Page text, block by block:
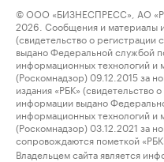
© ООО «БИЗНЕСПРЕСС», АО
2026. Сообщения и материалы
(свидетельство о
выдано Федеральной службой
информационных технологий и
(Роскомнадзор) 09.12.2015 за
издания «РБК» (свидетельство
информации выдано
информационных технологий и
(Роскомнадзор) 03.12.2021 за
сопровождаются пометкой
Владельцем сайта является